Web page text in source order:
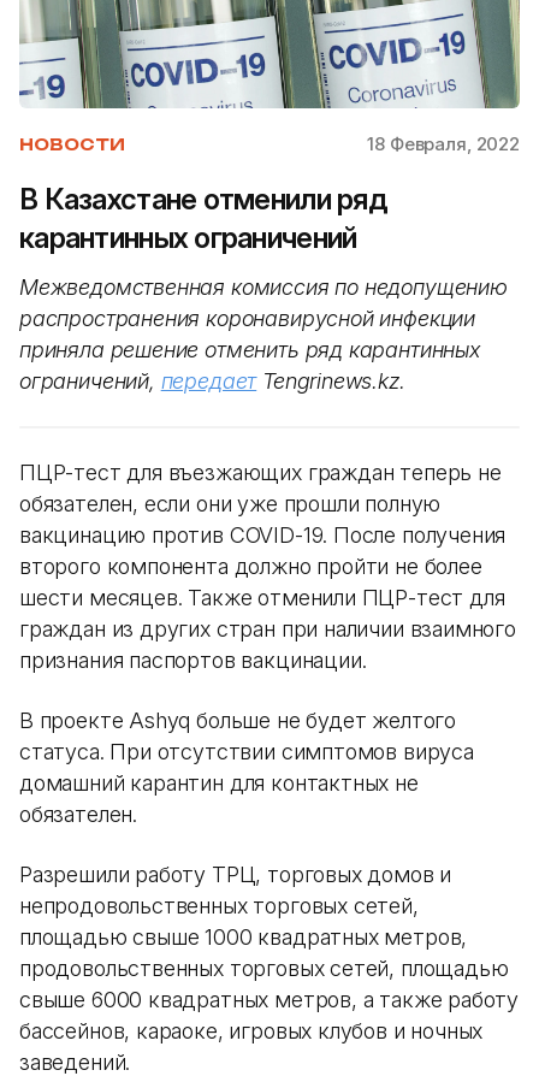
НОВОСТИ 18 Февраля, 2022
В Казахстане отменили ряд
карантинных ограничений
Межведомственная комиссия по недопущению
распространения коронавирусной инфекции
приняла решение отменить ряд карантинных
ограничений, передаетTengrinews.kz.
ПЦР-тест для въезжающих граждан теперь не
обязателен, если они уже прошли полную
вакцинацию против COVID-19. После получения
второго компонента должно пройти не более
шести месяцев. Также отменили ПЦР-тест для
граждан из других стран при наличии взаимного
признания паспортов вакцинации.
В проекте Ashyq больше не будет желтого
статуса. При отсутствии симптомов вируса
домашний карантин для контактных не
обязателен.
Разрешили работу ТРЦ, торговых домов и
непродовольственных торговых сетей,
площадью свыше 1000 квадратных метров,
продовольственных торговых сетей, площадью
свыше 6000 квадратных метров, а также работу
бассейнов, караоке, игровых клубов и ночных
заведений.